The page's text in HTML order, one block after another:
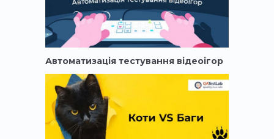
Автоматизація тестування відеоігор